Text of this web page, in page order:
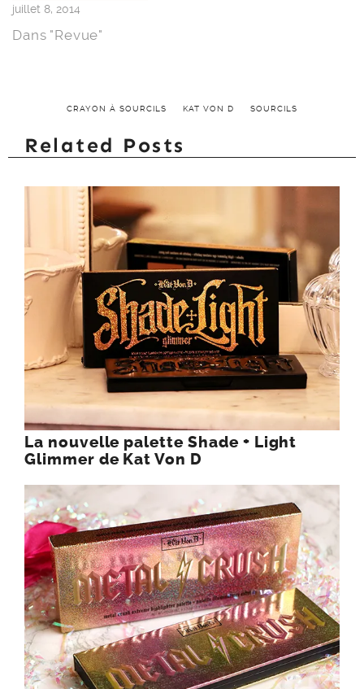
juillet 8, 2014
Dans "Revue"
CRAYON À SOURCILS KAT VON D SOURCILS
Related Posts
La nouvelle palette Shade + Light
Glimmer de Kat Von D